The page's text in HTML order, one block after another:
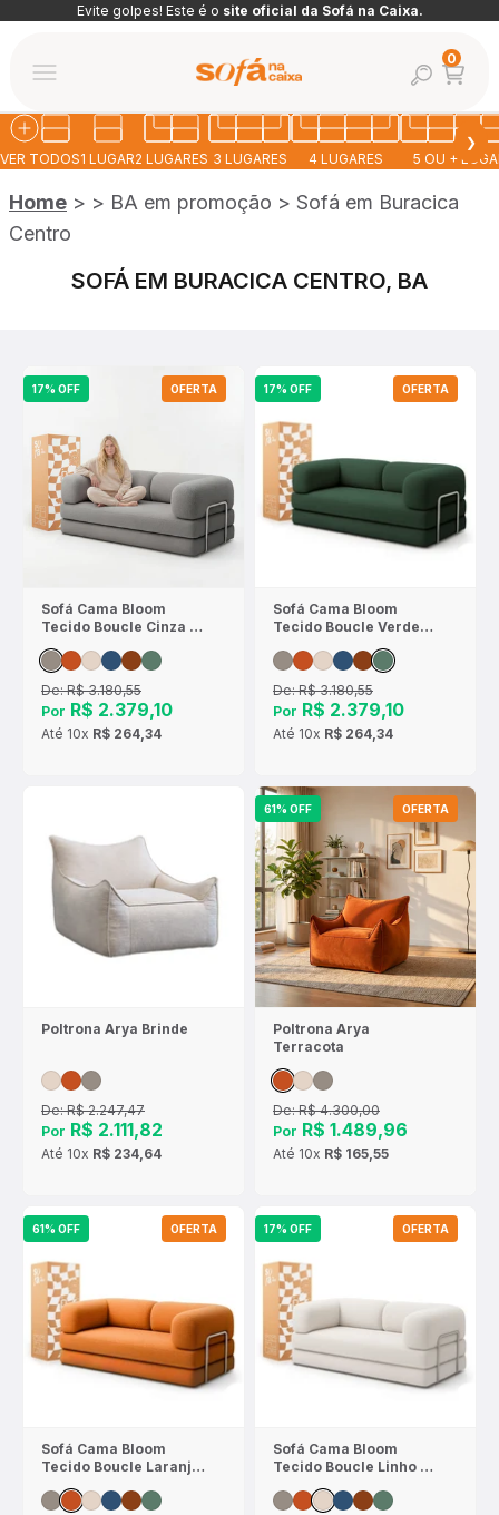
Pular para o conteúdoEvite golpes! Este é o site oficial da Sofá na Caixa.
Abrir menu de navegação
Sofá na Caixa
Abrir
Abrir
0
VER TODOS1 LUGAR2 LUGARES 3 LUGARES 4 LUGARES 5 OU +
❯
Home > > BA em promoção > Sofá em Buracica
Centro
SOFÁ EM BURACICA CENTRO, BA
17% OFF OFERTA
Sofá Cama Bloom
Tecido Boucle Cinza -
Sofá na Caixa
De:R$ 3.180,55
Por R$ 2.379,10
Até 10x R$ 264,34
17% OFF OFERTA
Sofá Cama Bloom
Tecido Boucle Verde
Musgo - Sofá na Caixa
De:R$ 3.180,55
Por R$ 2.379,10
Até 10x R$ 264,34
Poltrona Arya Brinde
De:R$ 2.247,47
Por R$ 2.111,82
Até 10x R$ 234,64
61% OFF OFERTA
Poltrona Arya
Terracota
De:R$ 4.300,00
Por R$ 1.489,96
Até 10x R$ 165,55
61% OFF OFERTA
Sofá Cama Bloom
Tecido Boucle Laranja
- Sofá na Caixa
17% OFF OFERTA
Sofá Cama Bloom
Tecido Boucle Linho -
Sofá na Caixa